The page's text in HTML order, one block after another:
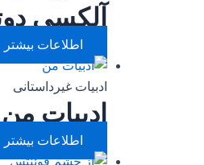
آلکسی
اطلاعات بیشتر
ادبیات غیرداستانی
ادبیات من
اطلاعات بیشتر